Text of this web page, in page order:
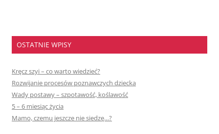
OSTATNIE WPISY
Kręcz szyi – co warto wiedzieć?
Rozwijanie procesów poznawczych dziecka
Wady postawy – szpotawość, koślawość
5 – 6 miesiąc życia
Mamo, czemu jeszcze nie siedzę…?